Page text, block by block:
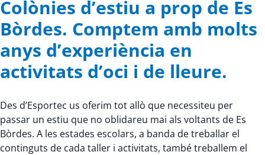
Colònies d’estiu a prop de Es
Bòrdes. Comptem amb molts
anys d’experiència en
activitats d’oci i de lleure.
Des d’Esportec us oferim tot allò que necessiteu per
passar un estiu que no oblidareu mai als voltants de Es
Bòrdes. A les estades escolars, a banda de treballar el
continguts de cada taller i activitats, també treballem el